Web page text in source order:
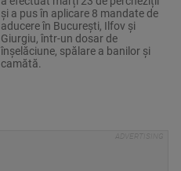
și a pus în aplicare 8 mandate de
aducere în București, Ilfov și
Giurgiu, într-un dosar de
înșelăciune, spălare a banilor și
camătă.